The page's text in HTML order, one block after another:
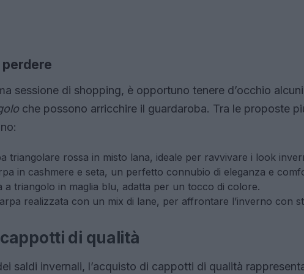
perdere
sessione di shopping, è opportuno tenere d’occhio
che possono arricchire il guardaroba. Tra le proposte
triangolare rossa in misto lana, ideale per ravvivare i look
in cashmere e seta, un perfetto connubio di eleganza e
a triangolo in maglia blu, adatta per un tocco di colore.
realizzata con un mix di lane, per affrontare l’inverno con
di qualità
saldi invernali, l’acquisto di cappotti di qualità